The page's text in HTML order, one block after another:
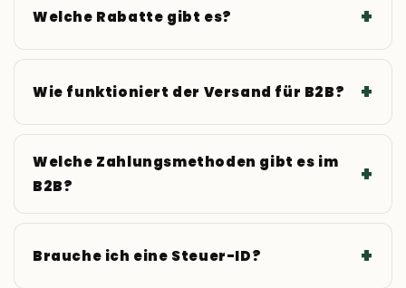
Welche Rabatte gibt es?
Wie funktioniert der Versand für B2B?
Welche Zahlungsmethoden gibt es im
B2B?
Brauche ich eine Steuer-ID?